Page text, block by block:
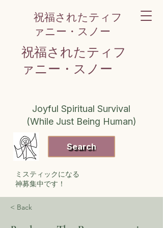
祝福されたティフ
ァニー・スノー
祝福されたティフ
ァニー・スノー
Joyful Spiritual Survival
(While Just Being Human)
Search
ミスティックになる
神募集中です！
< Back